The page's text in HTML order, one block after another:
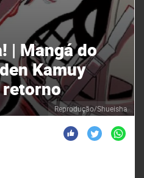
Reprodução/Shueisha
| Mangá do
Kamuy
retorno